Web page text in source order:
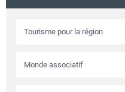
Tourisme pour la région
Monde associatif